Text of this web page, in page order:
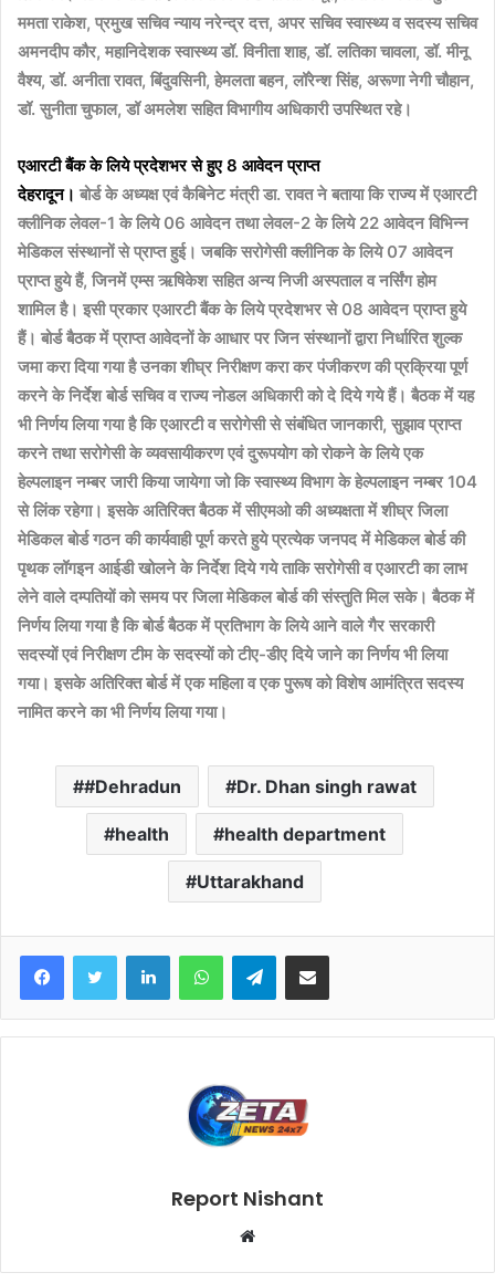
ममता राकेश, प्रमुख सचिव न्याय नरेन्द्र दत्त, अपर सचिव स्वास्थ्य व सदस्य सचिव
अमनदीप कौर, महानिदेशक स्वास्थ्य डॉ. विनीता शाह, डॉ. लतिका चावला, डॉ. मीनू
वैश्य, डॉ. अनीता रावत, बिंदुवसिनी, हेमलता बहन, लॉरेन्श सिंह, अरूणा नेगी चौहान,
डॉ. सुनीता चुफाल, डॉ अमलेश सहित विभागीय अधिकारी उपस्थित रहे।
एआरटी बैंक के लिये प्रदेशभर से हुए 8 आवेदन प्राप्त
देहरादून। बोर्ड के अध्यक्ष एवं कैबिनेट मंत्री डा. रावत ने बताया कि राज्य में एआरटी
क्लीनिक लेवल-1 के लिये 06 आवेदन तथा लेवल-2 के लिये 22 आवेदन विभिन्न
मेडिकल संस्थानों से प्राप्त हुई। जबकि सरोगेसी क्लीनिक के लिये 07 आवेदन
प्राप्त हुये हैं, जिनमें एम्स ऋषिकेश सहित अन्य निजी अस्पताल व नर्सिंग होम
शामिल है। इसी प्रकार एआरटी बैंक के लिये प्रदेशभर से 08 आवेदन प्राप्त हुये
हैं। बोर्ड बैठक में प्राप्त आवेदनों के आधार पर जिन संस्थानों द्वारा निर्धारित शुल्क
जमा करा दिया गया है उनका शीघ्र निरीक्षण करा कर पंजीकरण की प्रक्रिया पूर्ण
करने के निर्देश बोर्ड सचिव व राज्य नोडल अधिकारी को दे दिये गये हैं। बैठक में यह
भी निर्णय लिया गया है कि एआरटी व सरोगेसी से संबंधित जानकारी, सुझाव प्राप्त
करने तथा सरोगेसी के व्यवसायीकरण एवं दुरूपयोग को रोकने के लिये एक
हेल्पलाइन नम्बर जारी किया जायेगा जो कि स्वास्थ्य विभाग के हेल्पलाइन नम्बर 104
से लिंक रहेगा। इसके अतिरिक्त बैठक में सीएमओ की अध्यक्षता में शीघ्र जिला
मेडिकल बोर्ड गठन की कार्यवाही पूर्ण करते हुये प्रत्येक जनपद में मेडिकल बोर्ड की
पृथक लॉगइन आईडी खोलने के निर्देश दिये गये ताकि सरोगेसी व एआरटी का लाभ
लेने वाले दम्पतियों को समय पर जिला मेडिकल बोर्ड की संस्तुति मिल सके। बैठक में
निर्णय लिया गया है कि बोर्ड बैठक में प्रतिभाग के लिये आने वाले गैर सरकारी
सदस्यों एवं निरीक्षण टीम के सदस्यों को टीए-डीए दिये जाने का निर्णय भी लिया
गया। इसके अतिरिक्त बोर्ड में एक महिला व एक पुरूष को विशेष आमंत्रित सदस्य
नामित करने का भी निर्णय लिया गया।
#Dehradun Dr. Dhan singh rawat
health health department
Uttarakhand
Telegram
Report Nishant